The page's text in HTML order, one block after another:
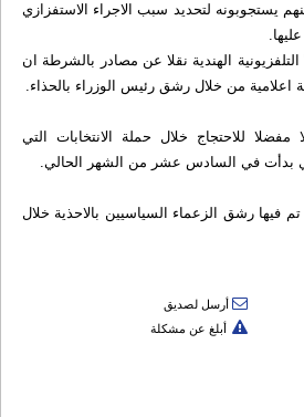
يستجوبونه لتحديد سبب الاجراء الاستفزازي
الهندية نقلا عن مصادر بالشرطة ان
اعلامية من خلال رشق رئيس الوزراء بالحذاء.
للاحتجاج خلال حملة الانتخابات التي
بدأت في السادس عشر من الشهر الحالي.
فيها رشق الزعماء السياسيين بالاحذية خلال
أرسل لصديق
أبلغ عن مشكلة